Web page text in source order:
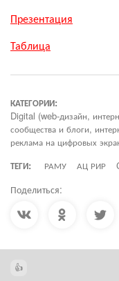
Презентация
Таблица
КАТЕГОРИИ:
Digital (web-дизайн,
сообщества и блоги,
реклама на цифровых
ТЕГИ:
РАМУ АЦ РИР
Поделиться: